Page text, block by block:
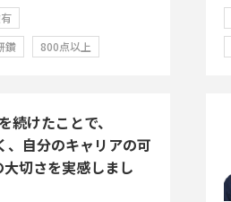
鑽 800点以上
続けたことで、
、自分のキャリアの可
切さを実感しまし